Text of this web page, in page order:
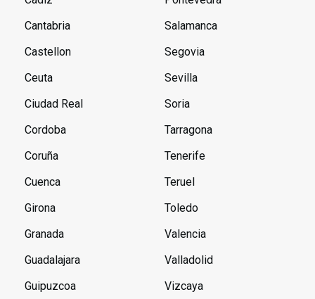
Cantabria
Castellon
Ceuta
Ciudad Real
Cordoba
Coruña
Cuenca
Girona
Granada
Guadalajara
Guipuzcoa
Salamanca
Segovia
Sevilla
Soria
Tarragona
Tenerife
Teruel
Toledo
Valencia
Valladolid
Vizcaya